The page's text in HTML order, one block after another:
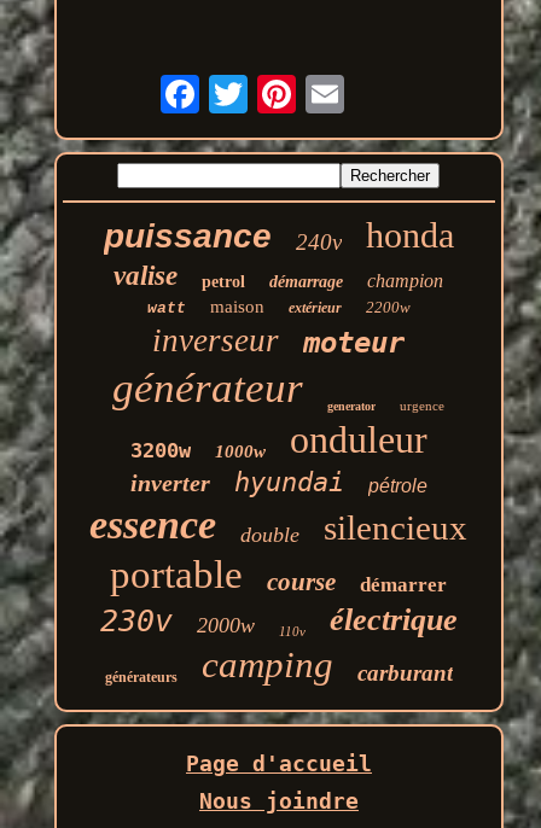
puissance 240v honda
valise petrol démarrage champion
watt maison extérieur 2200w
inverseur moteur
générateur generator urgence
3200w 1000w onduleur
inverter hyundai pétrole
essence double silencieux
portable course démarrer
230v 2000w 110v électrique
générateurs camping carburant
Page d'accueil
Nous joindre